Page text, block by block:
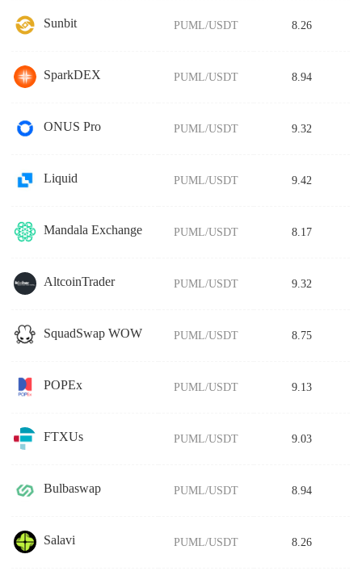
Sunbit PUML/USDT 8.26
SparkDEX PUML/USDT 8.94
ONUS Pro PUML/USDT 9.32
Liquid PUML/USDT 9.42
Mandala Exchange PUML/USDT 8.17
AltcoinTrader PUML/USDT 9.32
SquadSwap WOW PUML/USDT 8.75
POPEx PUML/USDT 9.13
FTXUs PUML/USDT 9.03
Bulbaswap PUML/USDT 8.94
Salavi PUML/USDT 8.26